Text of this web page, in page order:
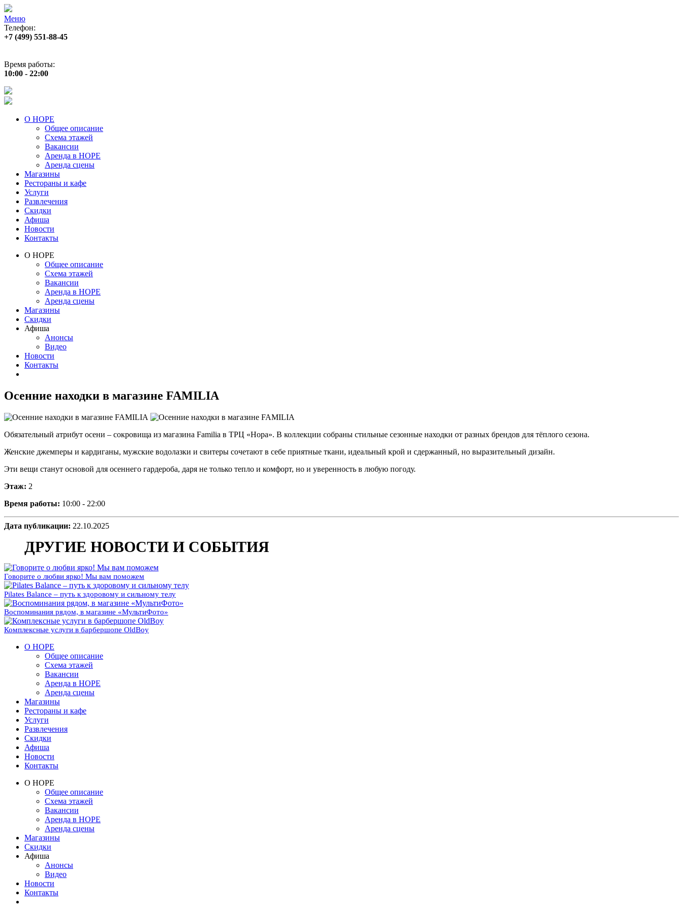
Меню
Телефон:
+7 (499) 551‑88‑45
Время работы:
10:00 - 22:00
О НОРЕ
Общее описание
Схема этажей
Вакансии
Аренда в НОРЕ
Аренда сцены
Магазины
Рестораны и кафе
Услуги
Развлечения
Скидки
Афиша
Новости
Контакты
О НОРЕ
Общее описание
Схема этажей
Вакансии
Аренда в НОРЕ
Аренда сцены
Магазины
Скидки
Афиша
Анонсы
Видео
Новости
Контакты
Осенние находки в магазине FAMILIA
Обязательный атрибут осени – сокровища из магазина Familia в ТРЦ «Нора». В коллекции собраны стильные сезонные находки от разных брендов для тёплого сезона.
Женские джемперы и кардиганы, мужские водолазки и свитеры сочетают в себе приятные ткани, идеальный крой и сдержанный, но выразительный дизайн.
Эти вещи станут основой для осеннего гардероба, даря не только тепло и комфорт, но и уверенность в любую погоду.
Этаж: 2
Время работы: 10:00 - 22:00
Дата публикации: 22.10.2025
ДРУГИЕ НОВОСТИ И СОБЫТИЯ
Говорите о любви ярко! Мы вам поможем
Pilates Balance – путь к здоровому и сильному телу
Воспоминания рядом, в магазине «МультиФото»
Комплексные услуги в барбершопе OldBoy
О НОРЕ
Общее описание
Схема этажей
Вакансии
Аренда в НОРЕ
Аренда сцены
Магазины
Рестораны и кафе
Услуги
Развлечения
Скидки
Афиша
Новости
Контакты
О НОРЕ
Общее описание
Схема этажей
Вакансии
Аренда в НОРЕ
Аренда сцены
Магазины
Скидки
Афиша
Анонсы
Видео
Новости
Контакты